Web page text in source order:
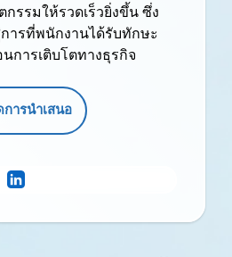
รรมให้รวดเร็วยิ่งขึ้น ซึ่ง
ารที่พนักงานได้รับทักษะ
การเติบโตทางธุรกิจ
ารนำเสนอ